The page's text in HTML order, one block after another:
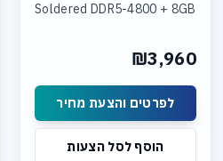
Soldered DDR5-4800 + 8GB
UHD Graphics Display: 15.3
₪3,960
לפרטים והצעת מחיר
הוסף לסל הצעות